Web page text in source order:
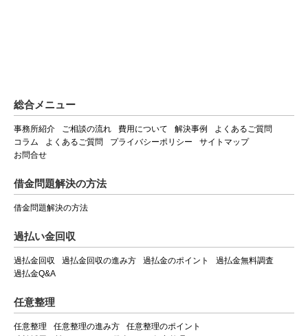
総合メニュー
事務所紹介 ご相談の流れ 費用について 解決事例
よくあるご質問
コラム
よくあるご質問 プライバシーポリシー
サイトマップ
お問合せ
借金問題解決の方法
借金問題解決の方法
過払い金回収
過払金回収 過払金回収の進み方 過払金のポイント
過払金無料調査
過払金Q&A
任意整理
任意整理 任意整理の進み方
任意整理のポイント